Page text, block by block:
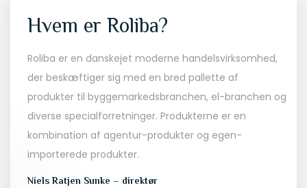
Hvem er Roliba?
Roliba er en danskejet moderne handelsvirksomhed,
der beskæftiger sig med en bred pallette af
produkter til byggemarkedsbranchen, el-branchen og
diverse specialforretninger. Produkterne er en
kombination af agentur-produkter og egen-
importerede produkter.
Niels Ratjen Sunke – direktør